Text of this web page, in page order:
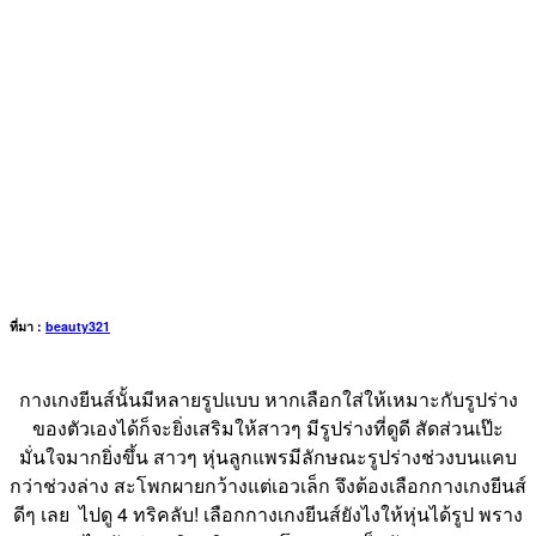
ที่มา : beauty321
กางเกงยีนส์นั้นมีหลายรูปแบบ หากเลือกใส่ให้เหมาะกับรูปร่าง
ของตัวเองได้ก็จะยิ่งเสริมให้สาวๆ มีรูปร่างที่ดูดี สัดส่วนเป๊ะ
มั่นใจมากยิ่งขึ้น สาวๆ หุ่นลูกแพรมีลักษณะรูปร่างช่วงบนแคบ
กว่าช่วงล่าง สะโพกผายกว้างแต่เอวเล็ก จึงต้องเลือกกางเกงยีนส์
ดีๆ เลย ไปดู 4 ทริคลับ! เลือกกางเกงยีนส์ยังไงให้หุ่นได้รูป พราง